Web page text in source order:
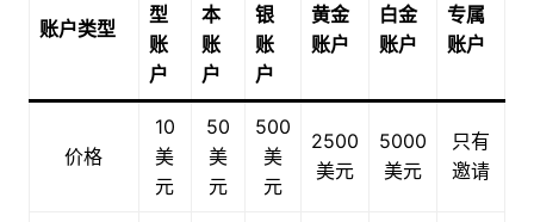
账户类型
型
账
户
本
账
户
银
账
户
黄金
账户
白金
账户
专属
账户
价格
10
美
元
50
美
元
500
美
元
2500
美元
5000
美元
只有
邀请